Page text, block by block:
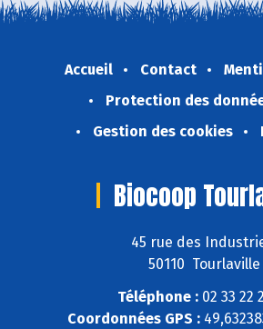
Accueil Contact
Protection des
Gestion des cookies
Biocoop
45 rue des
50110 Tourlaville
Téléphone :02 33 22
Coordonnées GPS :